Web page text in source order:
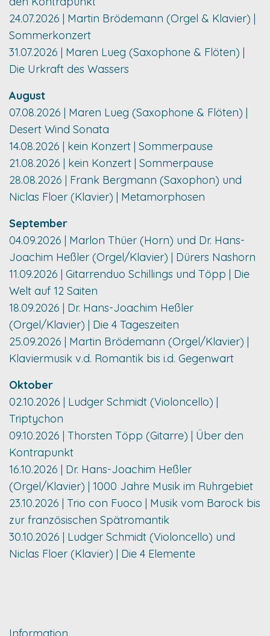
24.07.2026 | Martin Brödemann (Orgel & Klavier) |
Sommerkonzert
31.07.2026 | Maren Lueg (Saxophone & Flöten) |
Die Urkraft des Wassers
August
07.08.2026 | Maren Lueg (Saxophone & Flöten) |
Desert Wind Sonata
14.08.2026 | kein Konzert | Sommerpause
21.08.2026 | kein Konzert | Sommerpause
28.08.2026 | Frank Bergmann (Saxophon) und
Niclas Floer (Klavier) | Metamorphosen
September
04.09.2026 | Marlon Thüer (Horn) und Dr. Hans-
Joachim Heßler (Orgel/Klavier) | Dürers Nashorn
11.09.2026 | Gitarrenduo Schillings und Töpp | Die
Welt auf 12 Saiten
18.09.2026 | Dr. Hans-Joachim Heßler
(Orgel/Klavier) | Die 4 Tageszeiten
25.09.2026 | Martin Brödemann (Orgel/Klavier) |
Klaviermusik v.d. Romantik bis i.d. Gegenwart
Oktober
02.10.2026 | Ludger Schmidt (Violoncello) |
Triptychon
09.10.2026 | Thorsten Töpp (Gitarre) | Über den
Kontrapunkt
16.10.2026 | Dr. Hans-Joachim Heßler
(Orgel/Klavier) | 1000 Jahre Musik im Ruhrgebiet
23.10.2026 | Trio con Fuoco | Musik vom Barock bis
zur französischen Spätromantik
30.10.2026 | Ludger Schmidt (Violoncello) und
Niclas Floer (Klavier) | Die 4 Elemente